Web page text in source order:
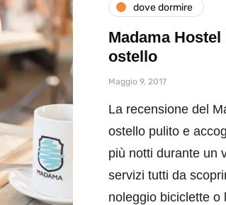
dove dormire
Madama
ostello
Maggio 9, 2017
La recensione del
ostello pulito e
più notti durante un
servizi tutti da
noleggio biciclette o